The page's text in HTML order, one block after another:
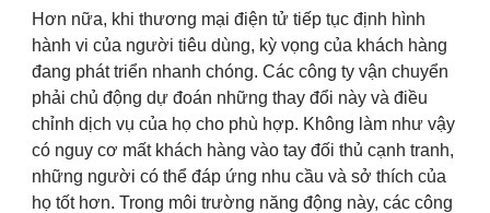
Hơn nữa, khi thương mại điện tử tiếp tục định hình
hành vi của người tiêu dùng, kỳ vọng của khách hàng
đang phát triển nhanh chóng. Các công ty vận chuyển
phải chủ động dự đoán những thay đổi này và điều
chỉnh dịch vụ của họ cho phù hợp. Không làm như vậy
có nguy cơ mất khách hàng vào tay đối thủ cạnh tranh,
những người có thể đáp ứng nhu cầu và sở thích của
họ tốt hơn. Trong môi trường năng động này, các công